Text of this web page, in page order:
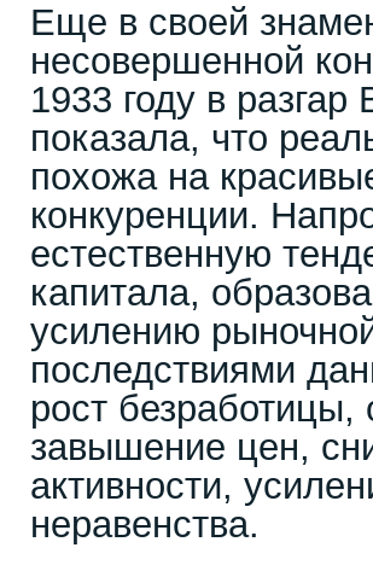
Еще в своей
несовершенной
1933 году в
показала, что
похожа на
конкуренции.
естественную
капитала,
усилению
последствиями
рост безработицы,
завышение цен,
активности,
неравенства.